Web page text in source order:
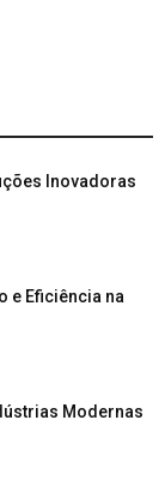
Inovadoras
e Eficiência na
Modernas